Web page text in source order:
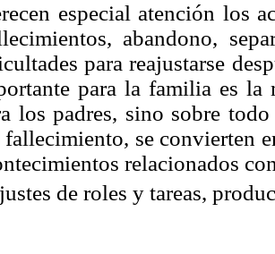
especial atención los
abandono,
para reajustarse
para la familia es
los padres, sino sobre
fallecimiento, se convierten
relacionados
de roles y tareas,